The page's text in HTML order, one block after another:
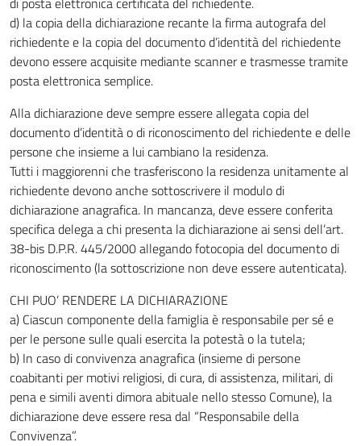
d) la copia della dichiarazione recante la firma autografa del
richiedente e la copia del documento d’identità del richiedente
devono essere acquisite mediante scanner e trasmesse tramite
posta elettronica semplice.
Alla dichiarazione deve sempre essere allegata copia del
documento d’identità o di riconoscimento del richiedente e delle
persone che insieme a lui cambiano la residenza.
Tutti i maggiorenni che trasferiscono la residenza unitamente al
richiedente devono anche sottoscrivere il modulo di
dichiarazione anagrafica. In mancanza, deve essere conferita
specifica delega a chi presenta la dichiarazione ai sensi dell’art.
38-bis D.P.R. 445/2000 allegando fotocopia del documento di
riconoscimento (la sottoscrizione non deve essere autenticata).
CHI PUO’ RENDERE LA DICHIARAZIONE
a) Ciascun componente della famiglia è responsabile per sé e
per le persone sulle quali esercita la potestà o la tutela;
b) In caso di convivenza anagrafica (insieme di persone
coabitanti per motivi religiosi, di cura, di assistenza, militari, di
pena e simili aventi dimora abituale nello stesso Comune), la
dichiarazione deve essere resa dal “Responsabile della
Convivenza”.